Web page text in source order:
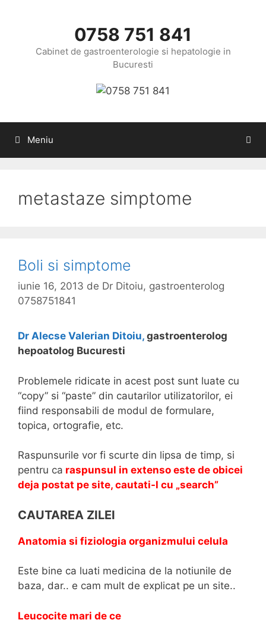
0758 751 841
Cabinet de gastroenterologie si hepatologie in
Bucuresti
Meniu
metastaze simptome
Boli si simptome
iunie 16, 2013 de Dr Ditoiu, gastroenterolog
0758751841
Dr Alecse Valerian Ditoiu, gastroenterolog
hepoatolog Bucuresti
Problemele ridicate in acest post sunt luate cu
“copy” si “paste” din cautarilor utilizatorilor, ei
fiind responsabili de modul de formulare,
topica, ortografie, etc.
Raspunsurile vor fi scurte din lipsa de timp, si
pentru ca raspunsul in extenso este de obicei
deja postat pe site, cautati-l cu „search”
CAUTAREA ZILEI
Anatomia si fiziologia organizmului celula
Este bine ca luati medicina de la notiunile de
baza, dar.. e cam mult de explicat pe un site..
Leucocite mari de ce